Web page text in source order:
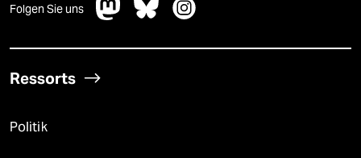
Folgen Sie uns
Ressorts
Politik